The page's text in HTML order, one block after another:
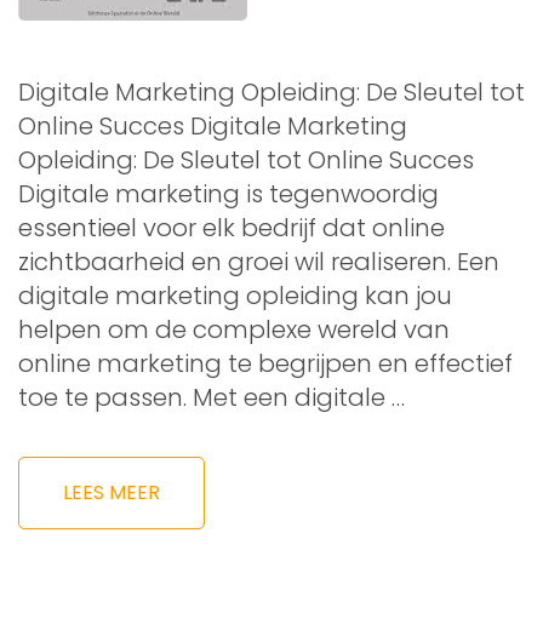
Digitale Marketing Opleiding: De Sleutel tot
Online Succes Digitale Marketing
Opleiding: De Sleutel tot Online Succes
Digitale marketing is tegenwoordig
essentieel voor elk bedrijf dat online
zichtbaarheid en groei wil realiseren. Een
digitale marketing opleiding kan jou
helpen om de complexe wereld van
online marketing te begrijpen en effectief
toe te passen. Met een digitale …
LEES MEER